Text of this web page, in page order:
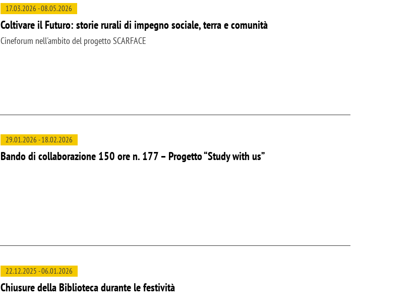
17.03.2026 -08.05.2026
Coltivare il Futuro: storie rurali di impegno sociale, terra e comunità
Cineforum nell'ambito del progetto SCARFACE
29.01.2026 -18.02.2026
Bando di collaborazione 150 ore n. 177 – Progetto “Study with us”
22.12.2025 -06.01.2026
Chiusure della Biblioteca durante le festività